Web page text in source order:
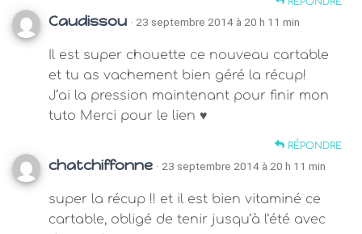
Caudissou · 23 septembre 2014 à 20 h 11 min
Il est super chouette ce nouveau cartable
et tu as vachement bien géré la récup!
J’ai la pression maintenant pour finir mon
tuto Merci pour le lien ♥
RÉPONDRE
chatchiffonne · 23 septembre 2014 à 20 h 11 min
super la récup !! et il est bien vitaminé ce
cartable, obligé de tenir jusqu’à l’été avec